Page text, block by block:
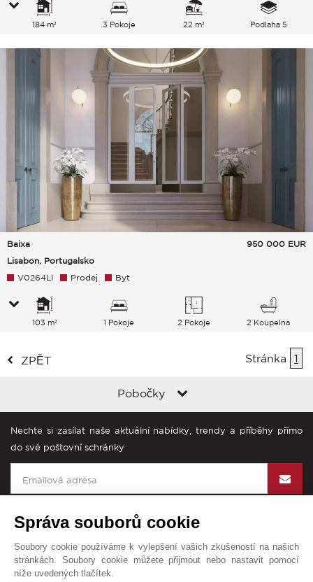
184 m² 3 Pokoje 22 m² Podlaha 5
Baixa
Lisabon, Portugalsko
950 000 EUR
V0264LI Prodej Byt
103 m² 1 Pokoje 2 Pokoje 2 Koupelna
ZPĚT Stránka 1
Pobočky
Nechte si zasílat naše aktuální nabídky, trendy a příběhy přímo
do své poštovní schránky
John Taylor na světě
Správa souborů cookie
Soubory cookie používáme k vylepšení vašich zkušeností na našich
stránkách. Soubory cookie můžete přijmout nebo nastavit pomocí
níže uvedených tlačítek.